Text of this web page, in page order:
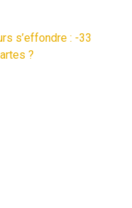
s’effondre : -33
?